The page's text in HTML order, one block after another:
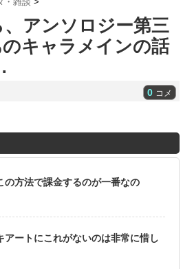
、アンソロジー第三
キャラメインの話
0 コメ
の方法で課金するのが一番なの
アートにこれがないのは非常に惜し